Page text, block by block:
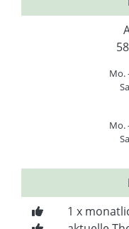
Mo.
Mo.
1 x